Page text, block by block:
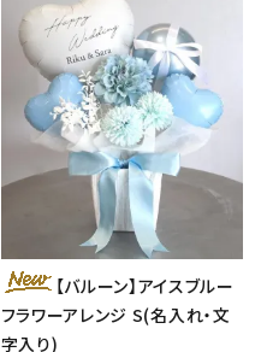
【バルーン】アイスブルー
フラワーアレンジ S(名入れ・文
字入り)